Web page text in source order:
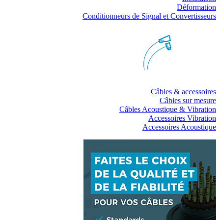
Déformation
Conditionneurs de Signal et Convertisseurs
Câbles & accessoires
Câbles sur mesure
Câbles Acoustique & Vibration
Accessoires Vibration
Accessoires Acoustique